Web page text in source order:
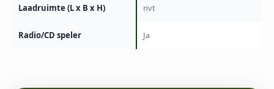
Laadruimte (L x B x H) nvt
Radio/CD speler Ja